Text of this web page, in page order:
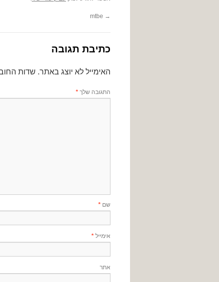
→
כתיבת תגובה
האימייל לא יוצג באתר. שדות
התגובה שלך *
שם *
אימייל *
אתר